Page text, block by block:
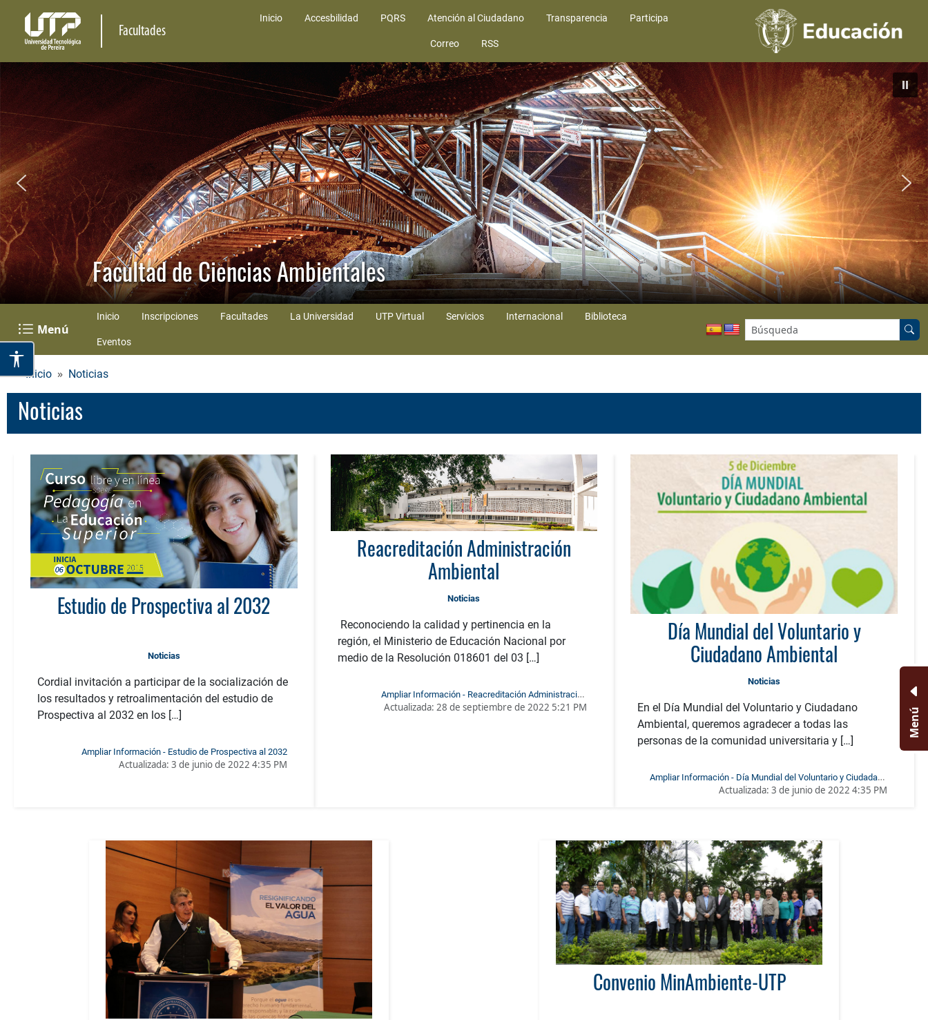
Facultades
Inicio Accesbilidad PQRS Atención al Ciudadano Transparencia Participa
Correo RSS
Facultad de Ciencias Ambientales
Menú
Inicio Inscripciones Facultades La Universidad UTP Virtual Servicios Internacional Biblioteca
Eventos
Buscar en el sitio:
Inicio Noticias
Noticias
Estudio de Prospectiva al 2032
Noticias
Cordial invitación a participar de la socialización de
los resultados y retroalimentación del estudio de
Prospectiva al 2032 en los […]
Ampliar Información - Estudio de Prospectiva al 2032
Actualizada: 3 de junio de 2022 4:35 PM
Reacreditación Administración
Ambiental
Noticias
Reconociendo la calidad y pertinencia en la
región, el Ministerio de Educación Nacional por
medio de la Resolución 018601 del 03 […]
Ampliar Información - Reacreditación Administración
Ambiental
Actualizada:28 de septiembre de 2022 5:21 PM
Día Mundial del Voluntario y
Ciudadano Ambiental
Noticias
En el Día Mundial del Voluntario y Ciudadano
Ambiental, queremos agradecer a todas las
personas de la comunidad universitaria y […]
Ampliar Información - Día Mundial del Voluntario y Ciudadano
Ambiental
Actualizada: 3 de junio de 2022 4:35 PM
Convenio MinAmbiente-UTP
Menú